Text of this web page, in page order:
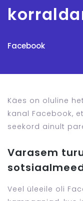
Facebook
Käes on oluline
kanal Facebook,
seekord ainult
Varasem
Veel üleeile oli